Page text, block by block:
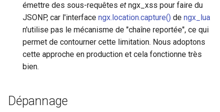
rabbitmqstomp
radixtree
redis-ratelimit
émettre des sous-requêtes et ngx_xss pour faire du
JSONP, car l'interface ngx.location.capture() de ngx_lua
n'utilise pas le mécanisme de "chaîne reportée", ce qui
permet de contourner cette limitation. Nous adoptons
cette approche en production et cela fonctionne très
bien.
Dépannage